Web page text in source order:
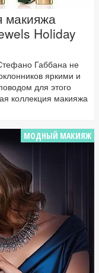
макияжа
Holiday
Габбана не
яркими и
для этого
коллекция макияжа
МОДНЫЙ МАКИЯЖ